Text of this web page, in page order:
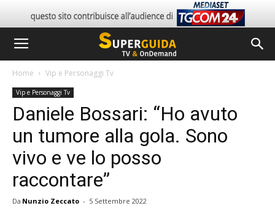
Home Vip e Personaggi Tv
Vip e Personaggi Tv
Daniele Bossari: “Ho avuto
un tumore alla gola. Sono
vivo e ve lo posso
raccontare”
Da Nunzio Zeccato - 5 Settembre 2022